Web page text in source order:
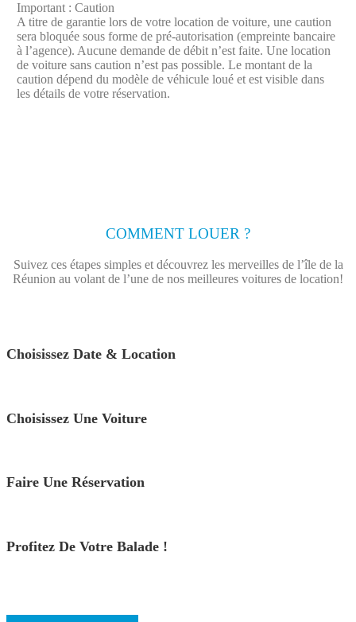
Important : Caution
A titre de garantie lors de votre location de voiture, une caution
sera bloquée sous forme de pré-autorisation (empreinte bancaire
à l’agence). Aucune demande de débit n’est faite.​ Une location
de voiture sans caution n’est pas possible. Le montant de la
caution dépend du modèle de véhicule loué et est visible dans
les détails de votre réservation.
COMMENT LOUER ?
Suivez ces étapes simples et découvrez les merveilles de l’île de la
Réunion au volant de l’une de nos meilleures voitures de location!
Choisissez Date & Location
Choisissez Une Voiture
Faire Une Réservation
Profitez De Votre Balade !